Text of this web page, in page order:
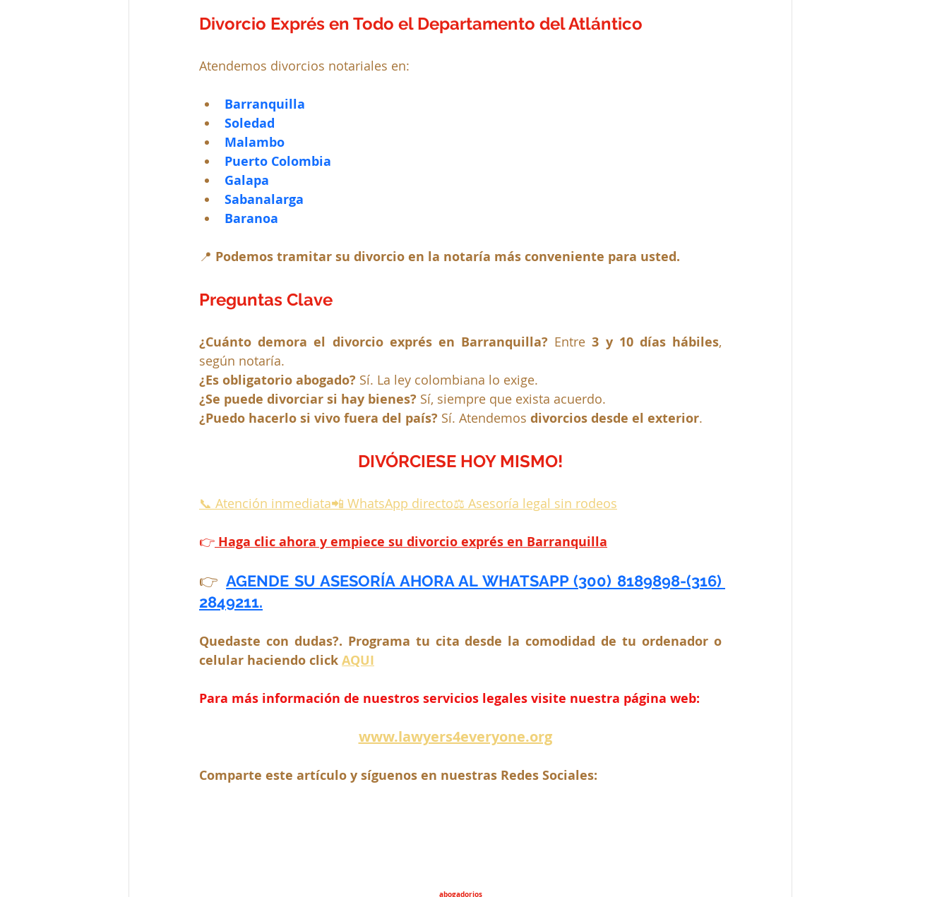
Divorcio Exprés en Todo el Departamento del Atlántico
Atendemos divorcios notariales en:
Barranquilla
Soledad
Malambo
Puerto Colombia
Galapa
Sabanalarga
Baranoa
📍 Podemos tramitar su divorcio en la notaría más conveniente para usted.
Preguntas Clave
¿Cuánto demora el divorcio exprés en Barranquilla? Entre 3 y 10 días hábiles,
según notaría.
¿Es obligatorio abogado? Sí. La ley colombiana lo exige.
¿Se puede divorciar si hay bienes? Sí, siempre que exista acuerdo.
¿Puedo hacerlo si vivo fuera del país? Sí. Atendemos divorcios desde el exterior.
DIVÓRCIESE HOY MISMO!
📞 Atención inmediata📲 WhatsApp directo⚖️ Asesoría legal sin rodeos
👉 Haga clic ahora y empiece su divorcio exprés en Barranquilla
👉 AGENDE SU ASESORÍA AHORA AL WHATSAPP (300) 8189898-(316)
2849211.
Quedaste con dudas?. Programa tu cita desde la comodidad de tu ordenador o
celular haciendo click AQUI
Para más información de nuestros servicios legales visite nuestra página web:
www.lawyers4everyone.org
Comparte este artículo y síguenos en nuestras Redes Sociales:
abogadorios